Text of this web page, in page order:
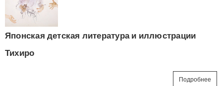
Японская детская литература и иллюстрации
Тихиро
Подробнее